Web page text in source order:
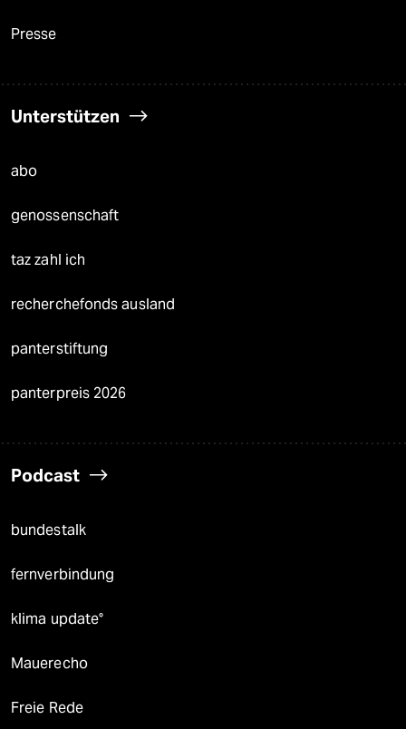
Presse
Unterstützen
abo
genossenschaft
taz zahl ich
recherchefonds ausland
panterstiftung
panterpreis 2026
Podcast
bundestalk
fernverbindung
klima update°
Mauerecho
Freie Rede